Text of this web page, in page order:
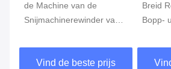
de Machine van de
Snijmachinerewinder van
Plastic Film die Machine
opnieuw opwinden
Vind de beste prijs
Breid
Bopp-